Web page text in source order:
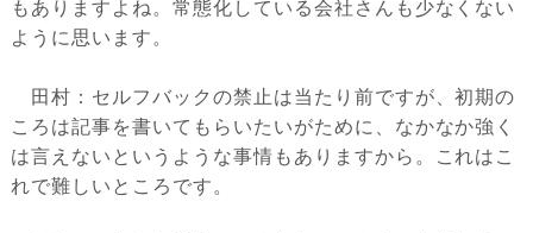
もありますよね。常態化している会社さんも少なくない
ように思います。
田村：セルフバックの禁止は当たり前ですが、初期の
ころは記事を書いてもらいたいがために、なかなか強く
は言えないというような事情もありますから。これはこ
れで難しいところです。